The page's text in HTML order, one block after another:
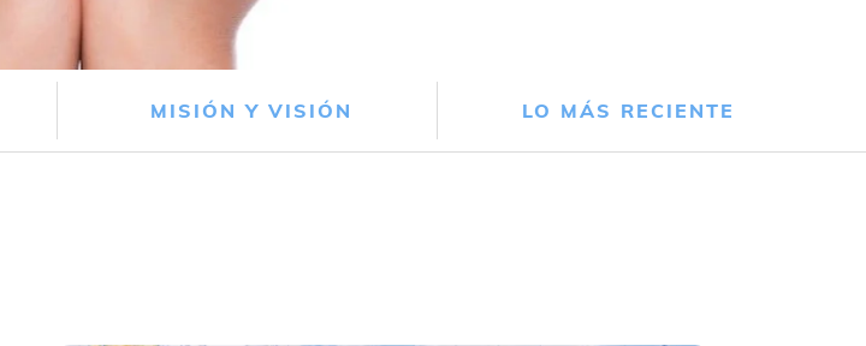
MISIÓN Y VISIÓN LO MÁS RECIENTE